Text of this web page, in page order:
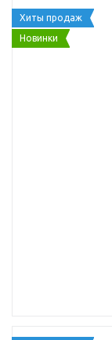
Хиты продаж
Новинки